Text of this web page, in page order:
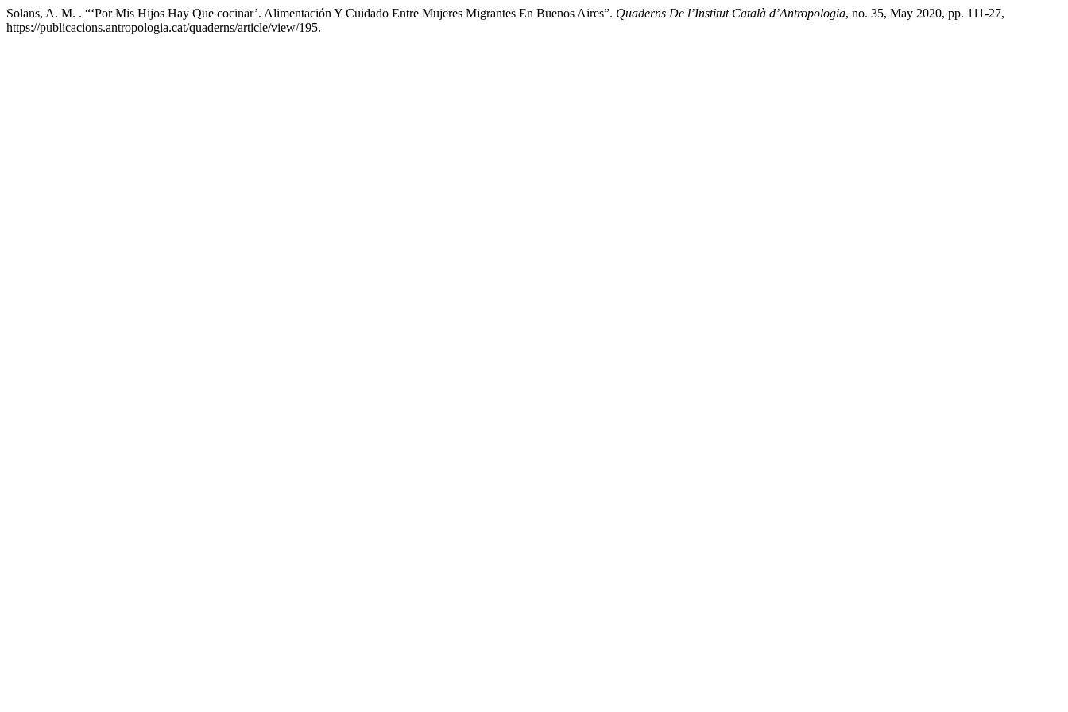
Solans, A. M. . “‘Por Mis Hijos Hay Que cocinar’. Alimentación Y Cuidado Entre Mujeres Migrantes En Buenos Aires”. Quaderns De l’Institut Català d’Antropologia, no. 35, May 2020, pp. 111-27,
https://publicacions.antropologia.cat/quaderns/article/view/195.